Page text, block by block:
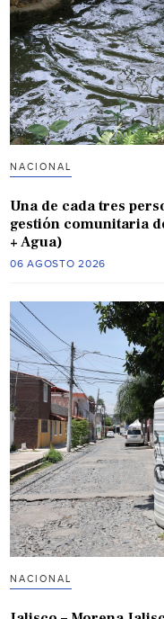
NACIONAL
Una de cada tres
gestión comunitaria
+ Agua)
06 AGOSTO 2026
NACIONAL